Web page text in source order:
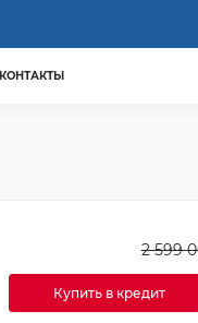
КОНТАКТЫ
2 599
Купить в кредит